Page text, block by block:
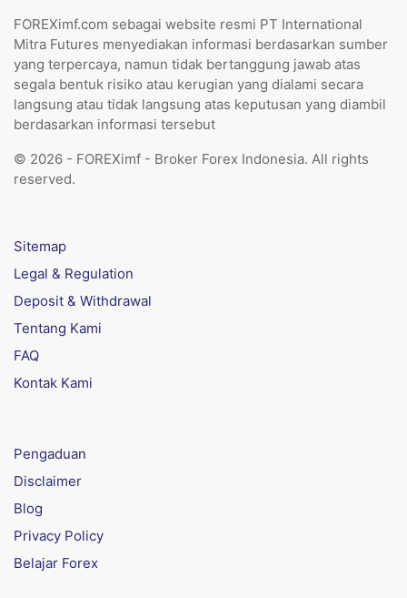
FOREXimf.com sebagai website resmi PT International
Mitra Futures menyediakan informasi berdasarkan sumber
yang terpercaya, namun tidak bertanggung jawab atas
segala bentuk risiko atau kerugian yang dialami secara
langsung atau tidak langsung atas keputusan yang diambil
berdasarkan informasi tersebut
© 2026 - FOREXimf - Broker Forex Indonesia. All rights
reserved.
Sitemap
Legal & Regulation
Deposit & Withdrawal
Tentang Kami
FAQ
Kontak Kami
Pengaduan
Disclaimer
Blog
Privacy Policy
Belajar Forex